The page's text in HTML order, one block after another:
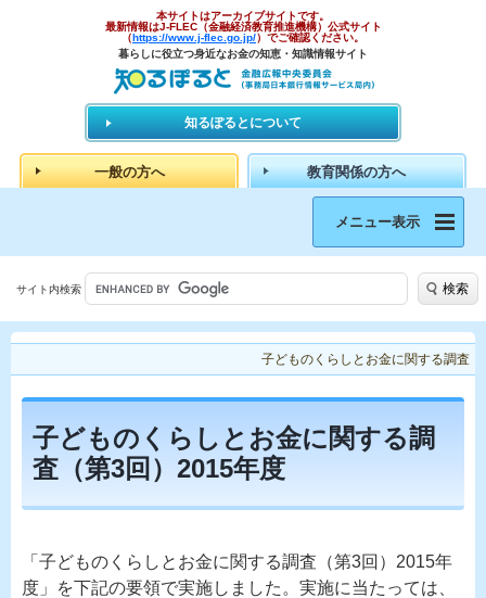
本サイトはアーカイブサイトです。
最新情報はJ-FLEC（金融経済教育推進機構）公式サイト
（https://www.j-flec.go.jp/）でご確認ください。
暮らしに役立つ身近なお金の知恵・知識情報サイト
知るぽるとについて
一般の方へ 教育関係の方へ
メニュー表示
サイト内検索 検索
子どものくらしとお金に関する調査
子どものくらしとお金に関する調
査（第3回）2015年度
「子どものくらしとお金に関する調査（第3回）2015年
度」を下記の要領で実施しました。実施に当たっては、